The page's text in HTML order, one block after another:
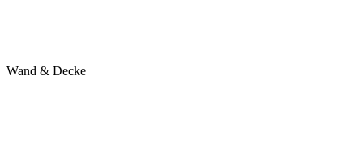
Wand & Decke